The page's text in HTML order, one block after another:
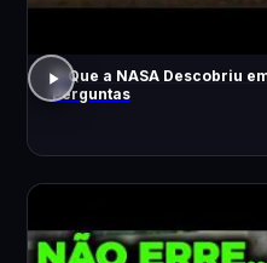
O Que a NASA Descobriu
Perguntas